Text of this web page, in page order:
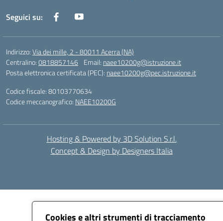
Cookies e altri strumenti di tracciamento
Seguici su:
Indirizzo:Via dei mille, 2 - 80011 Acerra (NA)
Centralino:0818857146 Email: naee10200g@istruzione.it
Posta elettronica certificata (PEC): naee10200g@pec.istruzione.it
Codice fiscale: 80103770634
Codice meccanografico: NAEE10200G
Hosting & Powered by 3D Solution S.r.l.
Concept & Design by Designers Italia